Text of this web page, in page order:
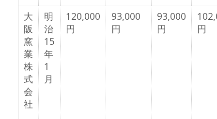
大
阪
窯
業
株
式
会
社
明
治
15
年
1
月
120,000
円
93,000
円
93,000
円
円